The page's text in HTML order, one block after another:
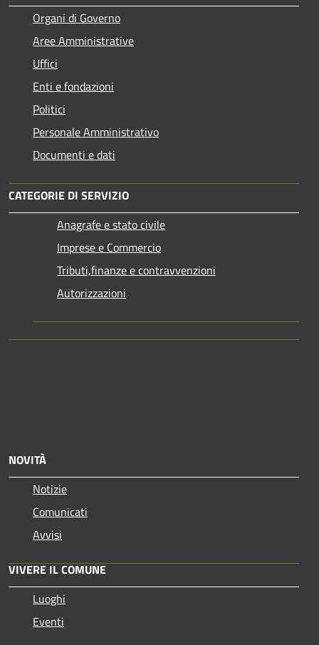
Organi di Governo
Aree Amministrative
Uffici
Enti e fondazioni
Politici
Personale Amministrativo
Documenti e dati
CATEGORIE DI SERVIZIO
Anagrafe e stato civile
Imprese e Commercio
Tributi,finanze e contravvenzioni
Autorizzazioni
NOVITÀ
Notizie
Comunicati
Avvisi
VIVERE IL COMUNE
Luoghi
Eventi